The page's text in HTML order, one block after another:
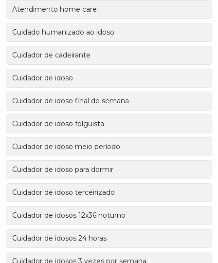
Atendimento home care
Cuidado humanizado ao idoso
Cuidador de cadeirante
Cuidador de idoso
Cuidador de idoso final de semana
Cuidador de idoso folguista
Cuidador de idoso meio período
Cuidador de idoso para dormir
Cuidador de idoso terceirizado
Cuidador de idosos 12x36 noturno
Cuidador de idosos 24 horas
Cuidador de idosos 3 vezes por semana